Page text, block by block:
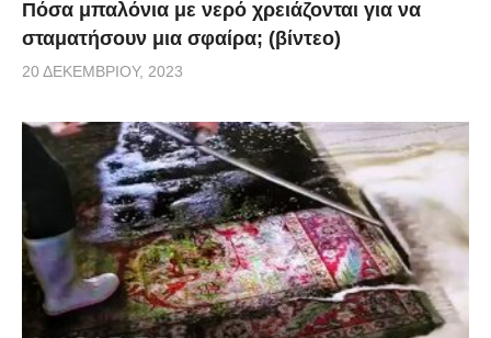
Πόσα μπαλόνια με νερό χρειάζονται για να
σταματήσουν μια σφαίρα; (βίντεο)
20 ΔΕΚΕΜΒΡΊΟΥ, 2023